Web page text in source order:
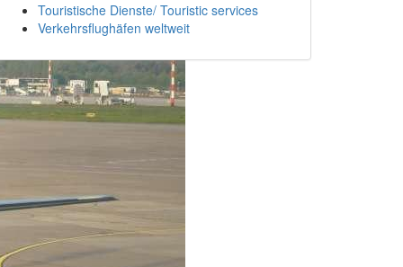
Touristische Dienste/ Touristic services
Verkehrsflughäfen weltweit